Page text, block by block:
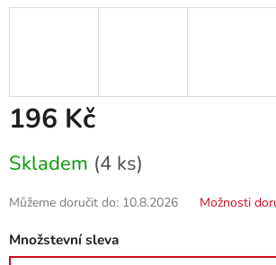
196 Kč
cena:
Skladem (4 ks)
Můžeme doručit do: 10.8.2026 Možnosti
Množstevní sleva